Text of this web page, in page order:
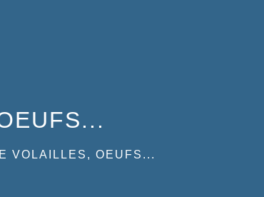
VOLAILLES, OEUFS...